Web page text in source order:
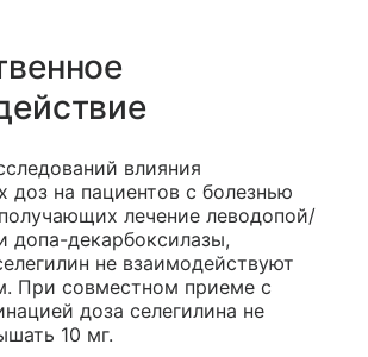
влияния
доз на пациентов с болезнью
лечение леводопой/
допа-декарбоксилазы,
не взаимодействуют
При совместном приеме с
доза селегилина не
10 мг.